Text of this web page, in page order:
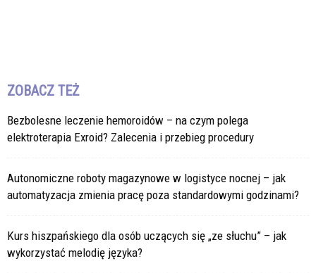
ZOBACZ TEŻ
Bezbolesne leczenie hemoroidów – na czym polega
elektroterapia Exroid? Zalecenia i przebieg procedury
Autonomiczne roboty magazynowe w logistyce nocnej – jak
automatyzacja zmienia pracę poza standardowymi godzinami?
Kurs hiszpańskiego dla osób uczących się „ze słuchu” – jak
wykorzystać melodię języka?